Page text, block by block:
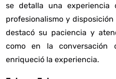
se detalla una experiencia
profesionalismo y
destacó su paciencia y
como en la conversación
enriqueció la experiencia.